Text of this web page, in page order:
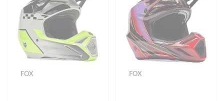
FOX FOX